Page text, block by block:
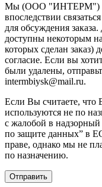
Мы (ООО "ИНТЕРМ")
впоследствии
для обсуждения
доступны некоторым
которых сделан заказ)
согласие. Если вы
были удалены,
intermbiysk@mail.ru.
Если Вы считаете,
используются не по
с жалобой в
по защите данных” в
праве, однако мы не
по назначению.
Отправить